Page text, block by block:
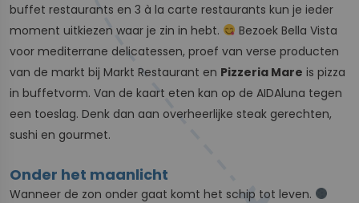
buffet restaurants en 3 à la carte restaurants kun je ieder
moment uitkiezen waar je zin in hebt.
Bezoek Bella Vista
voor mediterrane delicatessen, proef van verse producten
van de markt bij Markt Restaurant en Pizzeria Mare is pizza
in buffetvorm. Van de kaart eten kan op de AIDAluna tegen
een toeslag. Denk dan aan overheerlijke steak gerechten,
sushi en gourmet.
Onder het maanlicht
Wanneer de zon onder gaat komt het schip tot leven.